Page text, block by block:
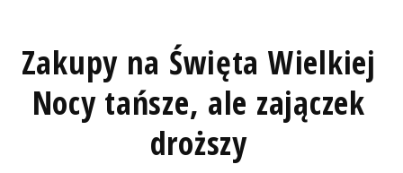
Zakupy na Święta Wielkiej
Nocy tańsze, ale zajączek
droższy